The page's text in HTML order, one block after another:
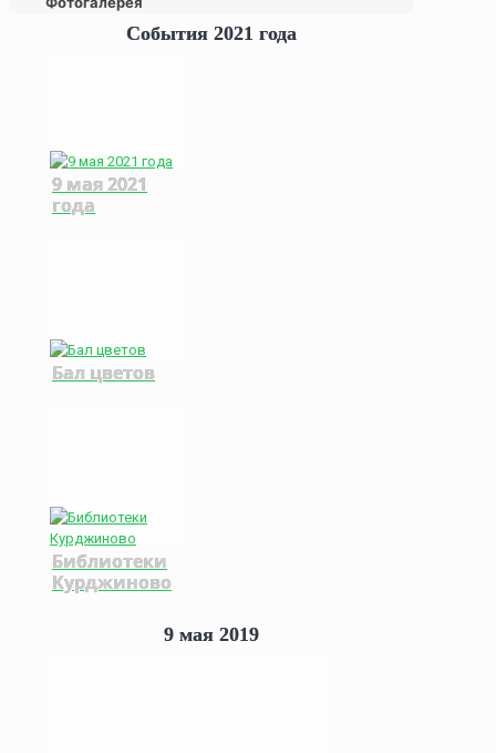
События 2021 года
9 мая 2021
года
Бал цветов
Библиотеки
Курджиново
9 мая 2019